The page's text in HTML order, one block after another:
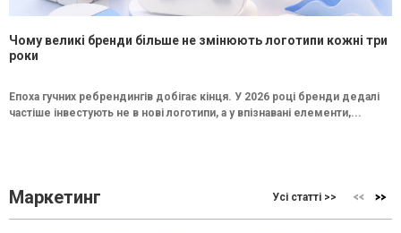
Чому великі бренди більше не змінюють логотипи кожні три
роки
Епоха гучних ребрендингів добігає кінця. У 2026 році бренди дедалі
частіше інвестують не в нові логотипи, а у впізнавані елементи,...
Маркетинг Усі статті >>